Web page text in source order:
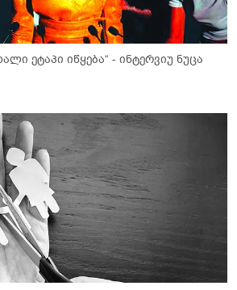
ეტაპი იწყება“ - ინტერვიუ ნუცა